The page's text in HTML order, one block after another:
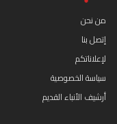
من نحن
إتصل بنا
لإعلاناتكم
سياسة الخصوصية
أرشيف الأنباء القديم